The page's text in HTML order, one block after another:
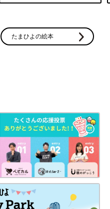
たまひよの絵本